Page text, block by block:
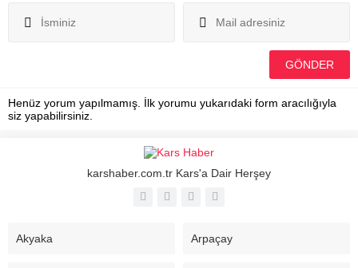
Henüz yorum yapılmamış. İlk yorumu yukarıdaki form aracılığıyla
siz yapabilirsiniz.
karshaber.com.tr Kars'a Dair Herşey
Akyaka Arpaçay